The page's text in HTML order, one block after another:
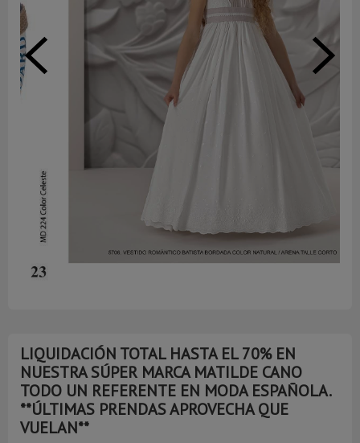
LIQUIDACIÓN TOTAL HASTA EL 70% EN
NUESTRA SÚPER MARCA MATILDE CANO
TODO UN REFERENTE EN MODA ESPAÑOLA.
**ÚLTIMAS PRENDAS APROVECHA QUE
VUELAN**